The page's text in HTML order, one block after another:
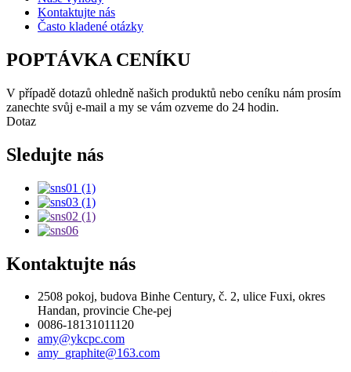
Kontaktujte nás
Často kladené otázky
POPTÁVKA CENÍKU
V případě dotazů ohledně našich produktů nebo ceníku nám prosím
zanechte svůj e-mail a my se vám ozveme do 24 hodin.
Dotaz
Sledujte nás
Kontaktujte nás
2508 pokoj, budova Binhe Century, č. 2, ulice Fuxi, okres
Handan, provincie Che-pej
0086-18131011120
amy@ykcpc.com
amy_graphite@163.com